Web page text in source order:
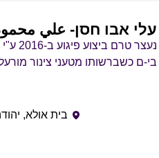
עלי אבו חסן- علي
נעצר
בי-ם כשברשותו מטעני צינור מורעלים ו-2
בית אולא,